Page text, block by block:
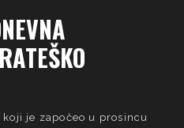
je započeo u prosincu